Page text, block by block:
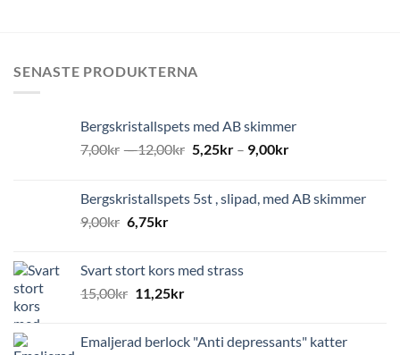
SENASTE PRODUKTERNA
Bergskristallspets med AB skimmer
7,00kr –12,00kr 5,25kr– 9,00kr
Bergskristallspets 5st , slipad, med AB skimmer
9,00kr 6,75kr
Svart stort kors med strass
15,00kr 11,25kr
Emaljerad berlock "Anti depressants" katter